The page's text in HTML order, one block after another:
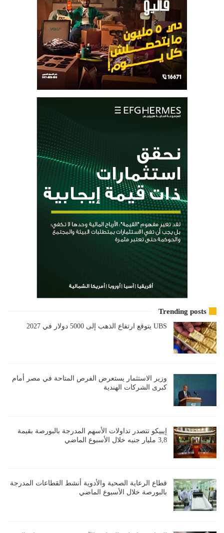
Trending posts
UBS يتوقع ارتفاع الذهب إلى 5000 دولار في 2027
وزير الاستثمار يستعرض الفرص المتاحة في مصر أمام
كبرى الشركات الهندية
إيبيكو تتصدر تداولات الأسهم المدرجة بالبورصة بقيمة
3,8 مليار جنيه خلال الأسبوع الماضي
قطاع الرعاية الصحية والأدوية أنشط القطاعات المدرجة
بالبورصة خلال الأسبوع الماضي